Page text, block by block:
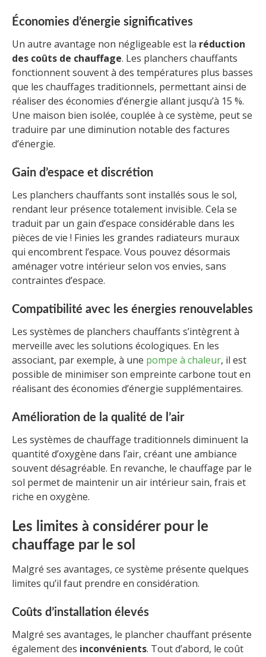
Économies d’énergie significatives
Un autre avantage non négligeable est la réduction
des coûts de chauffage. Les planchers chauffants
fonctionnent souvent à des températures plus basses
que les chauffages traditionnels, permettant ainsi de
réaliser des économies d’énergie allant jusqu’à 15 %.
Une maison bien isolée, couplée à ce système, peut se
traduire par une diminution notable des factures
d’énergie.
Gain d’espace et discrétion
Les planchers chauffants sont installés sous le sol,
rendant leur présence totalement invisible. Cela se
traduit par un gain d’espace considérable dans les
pièces de vie ! Finies les grandes radiateurs muraux
qui encombrent l’espace. Vous pouvez désormais
aménager votre intérieur selon vos envies, sans
contraintes d’espace.
Compatibilité avec les énergies renouvelables
Les systèmes de planchers chauffants s’intègrent à
merveille avec les solutions écologiques. En les
associant, par exemple, à une pompe à chaleur, il est
possible de minimiser son empreinte carbone tout en
réalisant des économies d’énergie supplémentaires.
Amélioration de la qualité de l’air
Les systèmes de chauffage traditionnels diminuent la
quantité d’oxygène dans l’air, créant une ambiance
souvent désagréable. En revanche, le chauffage par le
sol permet de maintenir un air intérieur sain, frais et
riche en oxygène.
Les limites à considérer pour le
chauffage par le sol
Malgré ses avantages, ce système présente quelques
limites qu’il faut prendre en considération.
Coûts d’installation élevés
Malgré ses avantages, le plancher chauffant présente
également des inconvénients. Tout d’abord, le coût